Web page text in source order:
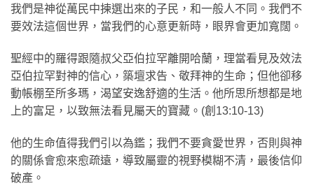
我們是神從萬民中揀選出來的子民，和一般人不同。我們不
要效法這個世界，當我們的心意更新時，眼界會更加寬闊。
聖經中的羅得跟隨叔父亞伯拉罕離開哈蘭，理當看見及效法
亞伯拉罕對神的信心，築壇求告、敬拜神的生命；但他卻移
動帳棚至所多瑪，渴望安逸舒適的生活。他所思所想都是地
上的富足，以致無法看見屬天的寶藏。(創13:10-13)
他的生命值得我們引以為鑑；我們不要貪愛世界，否則與神
的關係會愈來愈疏遠，導致屬靈的視野模糊不清，最後信仰
破產。